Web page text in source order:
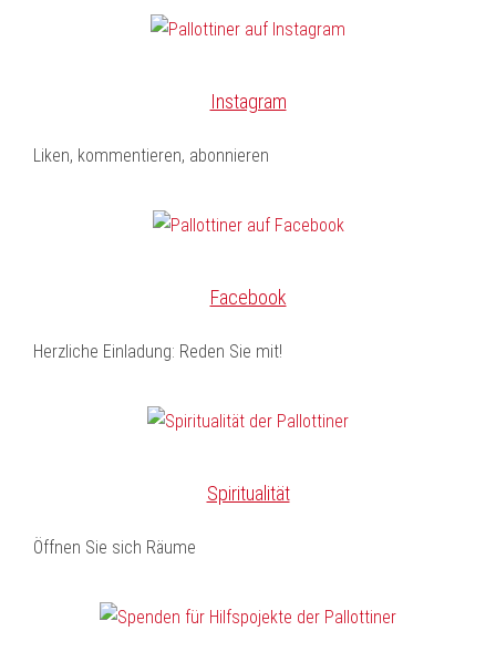
Instagram
Liken, kommentieren, abonnieren
Facebook
Herzliche Einladung: Reden Sie mit!
Spiritualität
Öffnen Sie sich Räume